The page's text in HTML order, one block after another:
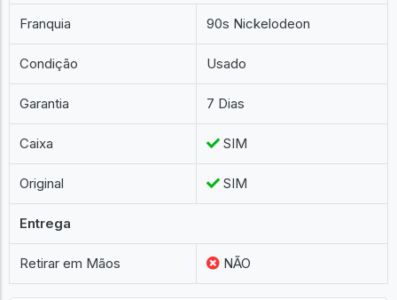
Franquia 90s Nickelodeon
Condição Usado
Garantia 7 Dias
Caixa SIM
Original SIM
Entrega
Retirar em Mãos NÃO